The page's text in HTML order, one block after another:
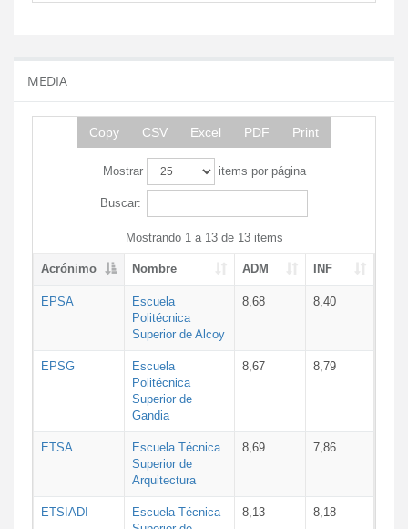
MEDIA
Copy CSV Excel PDF Print
Mostrar items por página
Buscar:
Mostrando 1 a 13 de 13 items
Acrónimo Nombre ADM INF
EPSA
Escuela
Politécnica
Superior de Alcoy
8,68 8,40
EPSG
Escuela
Politécnica
Superior de
Gandia
8,67 8,79
ETSA
Escuela Técnica
Superior de
Arquitectura
8,69 7,86
ETSIADI
Escuela Técnica
8,13 8,18